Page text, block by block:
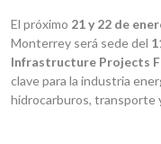
El próximo 21 y 22 de
Monterrey será sede del
Infrastructure Projects
clave para la industria
hidrocarburos, transporte